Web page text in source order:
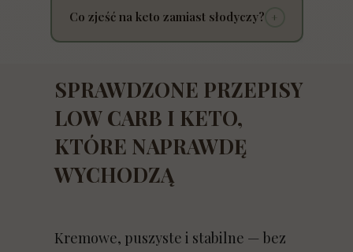
Kluczowe jest napowietrzenie masy i
odpowiednia ilość tłuszczu, który stabilizuje
strukturę.
Co zjeść na keto zamiast słodyczy? +
psują diety.
Kremowe, puszyste i stabilne — bez
SPRAWDZONE PRZEPISY
LOW CARB I KETO,
KTÓRE NAPRAWDĘ
WYCHODZĄ